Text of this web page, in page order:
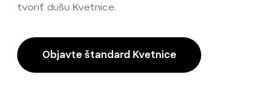
tvoriť dušu Kvetnice.
Objavte štandard Kvetnice